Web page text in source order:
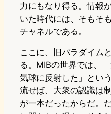
力にもなり得る。情報
いた時代には、そもそ
チャネルである。
ここに、旧パラダイム
る。MIBの世界では、
気球に反射した」とい
流せば、大衆の認識は
が一本だったからだ。